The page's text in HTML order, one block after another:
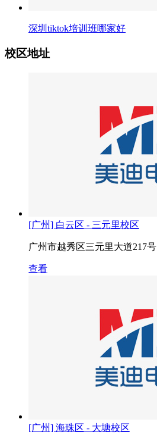
深圳tiktok培训班哪家好
校区地址
[广州] 白云区 - 三元里校区
广州市越秀区三元里大道217号
查看
[广州] 海珠区 - 大塘校区